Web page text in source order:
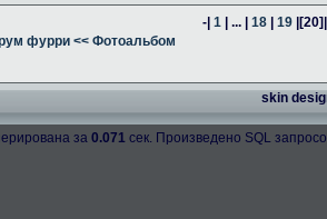
h-98164
-| 1 | ... | 18 | 19 |[20]
фурри << Фотоальбом
skin
за 0.071 сек. Произведено SQL